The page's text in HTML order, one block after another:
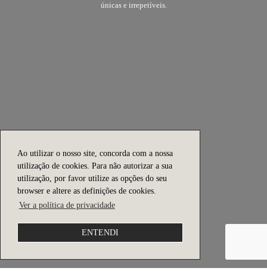
Ao utilizar o nosso site, concorda com a nossa
utilização de cookies. Para não autorizar a sua
utilização, por favor utilize as opções do seu
browser e altere as definições de cookies.
Ver a política de privacidade
ENTENDI
únicas e irrepetíveis.